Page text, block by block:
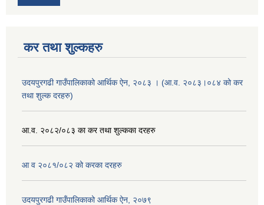
कर तथा शुल्कहरु
उदयपुरगढी गाउँपालिकाको आर्थिक ऐन, २०८३ । (आ.व. २०८३।०८४ को कर
तथा शुल्क दरहरु)
आ.व. २०८२/०८३ का कर तथा शुल्कका दरहरु
आ व २०८१/०८२ को करका दरहरु
उदयपुरगढी गाउँपालिकाको आर्थिक ऐन, २०७९